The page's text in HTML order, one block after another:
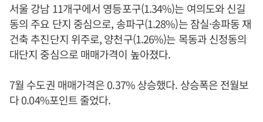
서울 강남 11개구에서 영등포구(1.34%)는 여의도와 신길
동의 주요 단지 중심으로, 송파구(1.28%)는 잠실·송파동 재
건축 추진단지 위주로, 양천구(1.26%)는 목동과 신정동의
대단지 중심으로 매매가격이 높아졌다.
7월 수도권 매매가격은 0.37% 상승했다. 상승폭은 전월보
다 0.04%포인트 줄었다.